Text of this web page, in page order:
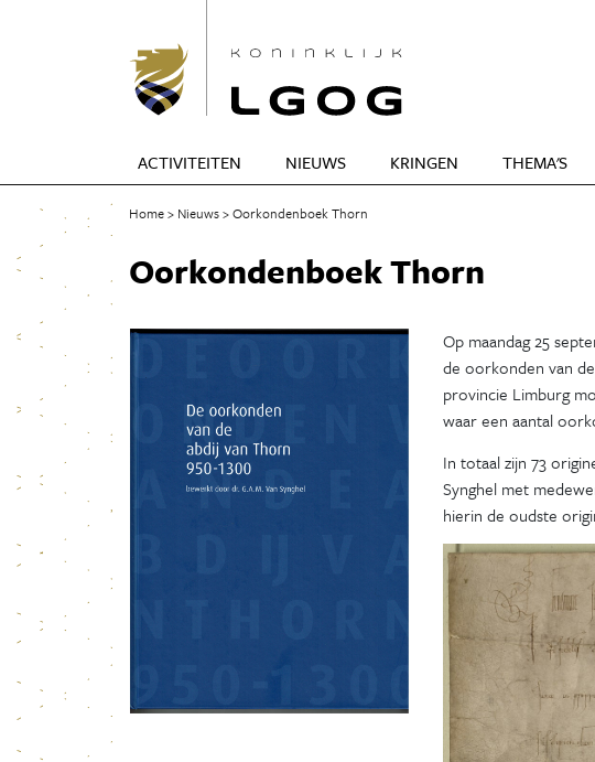
ACTIVITEITEN NIEUWS KRINGEN THEMA'S
Home Nieuws Oorkondenboek Thorn
Oorkondenboek Thorn
Op maandag 25
de oorkonden van
provincie Limburg
waar een aantal
In totaal zijn 73
Synghel met
hierin de oudste